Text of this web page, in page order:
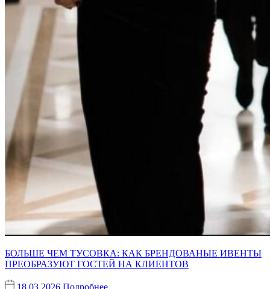
БОЛЬШЕ ЧЕМ ТУСОВКА: КАК БРЕНДОВАНЫЕ ИВЕНТЫ
ПРЕОБРАЗУЮТ ГОСТЕЙ НА КЛИЕНТОВ
18.03.2026 Подробнее